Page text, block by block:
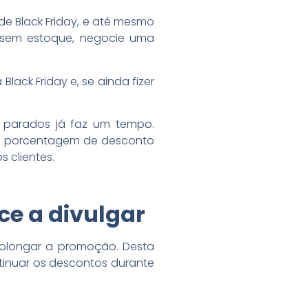
Black Friday, e até mesmo
estoque, negocie uma
Friday e, se ainda fizer
já faz um tempo.
porcentagem de desconto
clientes.
a divulgar
a promoção. Desta
os descontos durante